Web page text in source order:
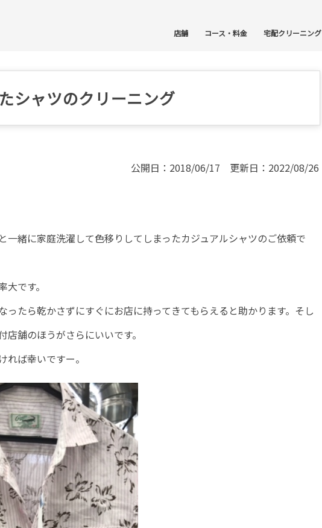
店舗 コース・料金 宅配クリーニング
シャツのクリーニング
公開日：2018/06/17 更新日：2022/08/26
一緒に家庭洗濯して色移りしてしまったカジュアルシャツのご依頼で
です。
ったら乾かさずにすぐにお店に持ってきてもらえると助かります。そし
店舗のほうがさらにいいです。
れば幸いですー。